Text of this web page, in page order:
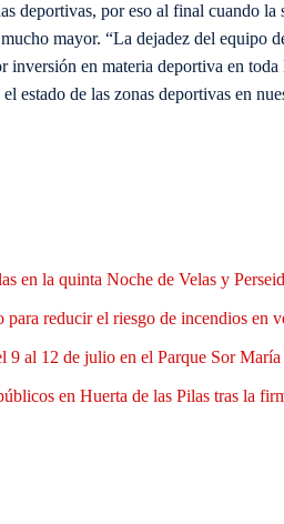
deportivas, por eso al final cuando la
mayor. “La dejadez del equipo
en materia deportiva en
estado de las zonas deportivas en
en la quinta Noche de Velas y
reducir el riesgo de incendios en
9 al 12 de julio en el Parque Sor María
en Huerta de las Pilas tras la